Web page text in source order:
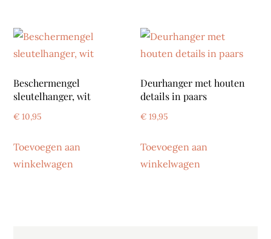
Beschermengel
sleutelhanger, wit
€ 10,95
Toevoegen aan
winkelwagen
Deurhanger met houten
details in paars
€ 19,95
Toevoegen aan
winkelwagen